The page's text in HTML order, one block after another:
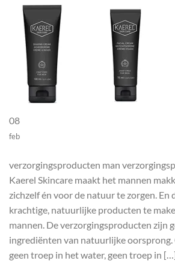
08
feb
verzorgingsproducten man
Kaerel Skincare maakt het mannen
zichzelf én voor de natuur te zorgen. En
krachtige, natuurlijke producten te
mannen. De verzorgingsproducten zijn
ingrediënten van natuurlijke oorsprong.
geen troep in het water, geen troep in